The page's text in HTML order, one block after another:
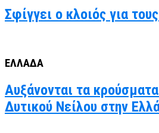
Σφίγγει ο κλοιός για
ΕΛΛΑΔΑ
Αυξάνονται τα
Δυτικού Νείλου στην